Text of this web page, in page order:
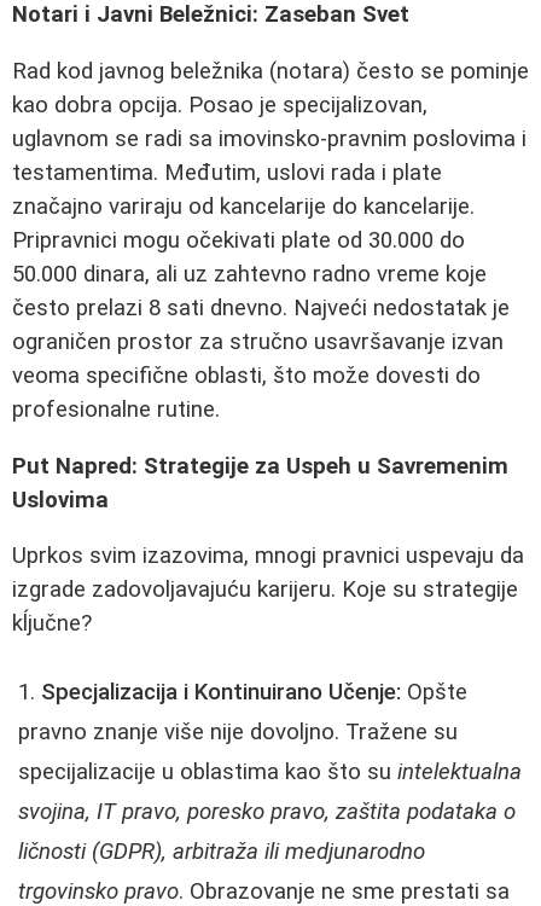
Notari i Javni Beležnici: Zaseban Svet
Rad kod javnog beležnika (notara) često se pominje
kao dobra opcija. Posao je specijalizovan,
uglavnom se radi sa imovinsko-pravnim poslovima i
testamentima. Međutim, uslovi rada i plate
značajno variraju od kancelarije do kancelarije.
Pripravnici mogu očekivati plate od 30.000 do
50.000 dinara, ali uz zahtevno radno vreme koje
često prelazi 8 sati dnevno. Najveći nedostatak je
ograničen prostor za stručno usavršavanje izvan
veoma specifične oblasti, što može dovesti do
profesionalne rutine.
Put Napred: Strategije za Uspeh u Savremenim
Uslovima
Uprkos svim izazovima, mnogi pravnici uspevaju da
izgrade zadovoljavajuću karijeru. Koje su strategije
kĺjučne?
Specjalizacija i Kontinuirano Učenje: Opšte
pravno znanje više nije dovoljno. Tražene su
specijalizacije u oblastima kao što su intelektualna
svojina, IT pravo, poresko pravo, zaštita podataka o
ličnosti (GDPR), arbitraža ili medjunarodno
trgovinsko pravo. Obrazovanje ne sme prestati sa